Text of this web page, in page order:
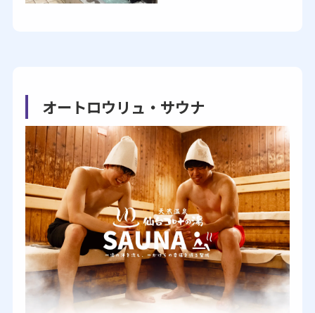
オートロウリュ・サウナ